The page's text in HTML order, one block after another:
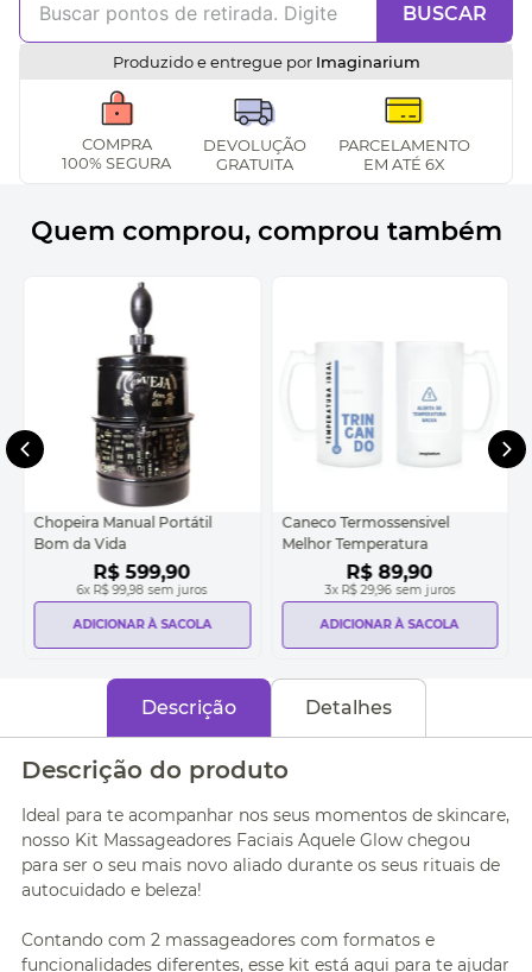
BUSCAR
Produzido e entregue por Imaginarium
COMPRA
100% SEGURA
DEVOLUÇÃO
GRATUITA
PARCELAMENTO
EM ATÉ 6X
Quem comprou, comprou também
Chopeira Manual Portátil
Bom da Vida
R$ 599,90
6x R$ 99,98 sem juros
ADICIONAR À SACOLA
Caneco Termossensivel
Melhor Temperatura
R$ 89,90
3x R$ 29,96 sem juros
ADICIONAR À SACOLA
Descrição Detalhes
Descrição do produto
Ideal para te acompanhar nos seus momentos de skincare,
nosso Kit Massageadores Faciais Aquele Glow chegou
para ser o seu mais novo aliado durante os seus rituais de
autocuidado e beleza!
Contando com 2 massageadores com formatos e
funcionalidades diferentes, esse kit está aqui para te ajudar